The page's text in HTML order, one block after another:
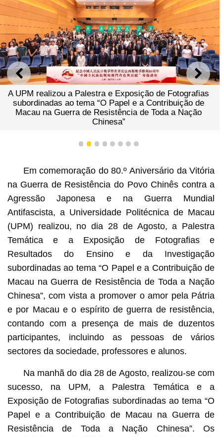
ANTERIOR
A UPM realizou a Palestra e Exposição de Fotografias
subordinadas ao tema “O Papel e a Contribuição de
Macau na Guerra de Resistência de Toda a Nação
Chinesa”
1 2 3 4 5 6 7 8
Em comemoração do 80.º Aniversário da Vitória
na Guerra de Resistência do Povo Chinês contra a
Agressão Japonesa e na Guerra Mundial
Antifascista, a Universidade Politécnica de Macau
(UPM) realizou, no dia 28 de Agosto, a Palestra
Temática e a Exposição de Fotografias e
Resultados do Ensino e da Investigação
subordinadas ao tema “O Papel e a Contribuição de
Macau na Guerra de Resistência de Toda a Nação
Chinesa”, com vista a promover o amor pela Pátria
e por Macau e o espírito de guerra de resistência,
contando com a presença de mais de duzentos
participantes, incluindo as pessoas de vários
sectores da sociedade, professores e alunos.
Na manhã do dia 28 de Agosto, realizou-se com
sucesso, na UPM, a Palestra Temática e a
Exposição de Fotografias subordinadas ao tema “O
Papel e a Contribuição de Macau na Guerra de
Resistência de Toda a Nação Chinesa”. Os